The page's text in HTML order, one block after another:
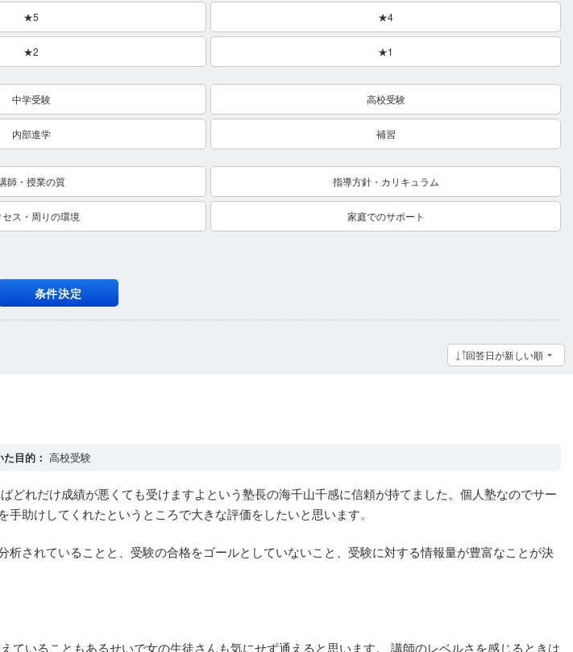
★5 ★4
★2 ★1
中学受験 高校受験
内部進学 補習
師・授業の質 指導方針・カリキュラム
セス・周りの環境 家庭でのサポート
条件決定
回答日が新しい順
目的： 高校受験
れだけ成績が悪くても受けますよという塾長の海千山千感に信頼が持てました。個人塾なのでサー
助けしてくれたというところで大きな評価をしたいと思います。
されていることと、受験の合格をゴールとしていないこと、受験に対する情報量が豊富なことが決
いることもあるせいで女の生徒さんも気にせず通えると思います。 講師のレベルさを感じるときは